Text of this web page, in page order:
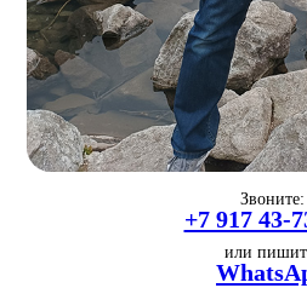
Звоните:
+7 917 43-
или